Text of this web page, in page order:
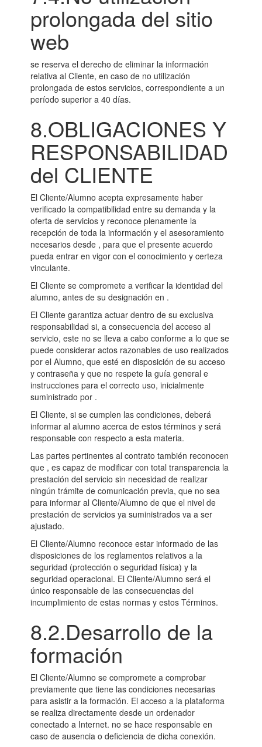
prolongada del sitio
web
se reserva el derecho de eliminar la información
relativa al Cliente, en caso de no utilización
prolongada de estos servicios, correspondiente a un
período superior a 40 días.
8.OBLIGACIONES Y
RESPONSABILIDAD
del CLIENTE
El Cliente/Alumno acepta expresamente haber
verificado la compatibilidad entre su demanda y la
oferta de servicios y reconoce plenamente la
recepción de toda la información y el asesoramiento
necesarios desde , para que el presente acuerdo
pueda entrar en vigor con el conocimiento y certeza
vinculante.
El Cliente se compromete a verificar la identidad del
alumno, antes de su designación en .
El Cliente garantiza actuar dentro de su exclusiva
responsabilidad si, a consecuencia del acceso al
servicio, este no se lleva a cabo conforme a lo que se
puede considerar actos razonables de uso realizados
por el Alumno, que esté en disposición de su acceso
y contraseña y que no respete la guía general e
instrucciones para el correcto uso, inicialmente
suministrado por .
El Cliente, si se cumplen las condiciones, deberá
informar al alumno acerca de estos términos y será
responsable con respecto a esta materia.
Las partes pertinentes al contrato también reconocen
que , es capaz de modificar con total transparencia la
prestación del servicio sin necesidad de realizar
ningún trámite de comunicación previa, que no sea
para informar al Cliente/Alumno de que el nivel de
prestación de servicios ya suministrados va a ser
ajustado.
El Cliente/Alumno reconoce estar informado de las
disposiciones de los reglamentos relativos a la
seguridad (protección o seguridad física) y la
seguridad operacional. El Cliente/Alumno será el
único responsable de las consecuencias del
incumplimiento de estas normas y estos Términos.
8.2.Desarrollo de la
formación
El Cliente/Alumno se compromete a comprobar
previamente que tiene las condiciones necesarias
para asistir a la formación. El acceso a la plataforma
se realiza directamente desde un ordenador
conectado a Internet. no se hace responsable en
caso de ausencia o deficiencia de dicha conexión.